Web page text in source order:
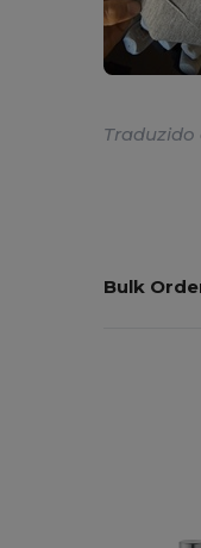
Traduzido
Bulk